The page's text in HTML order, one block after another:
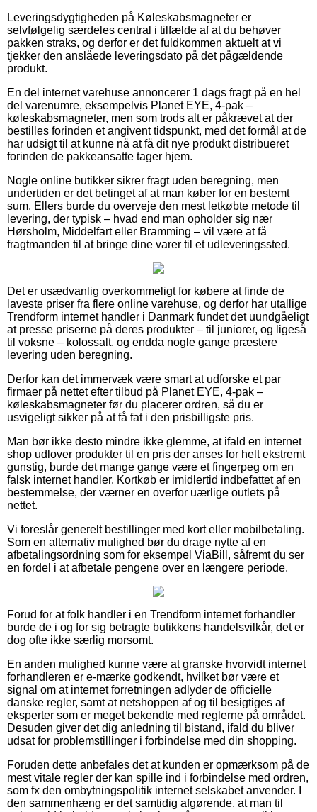
Leveringsdygtigheden på Køleskabsmagneter er
selvfølgelig særdeles central i tilfælde af at du behøver
pakken straks, og derfor er det fuldkommen aktuelt at vi
tjekker den anslåede leveringsdato på det pågældende
produkt.
En del internet varehuse annoncerer 1 dags fragt på en hel
del varenumre, eksempelvis Planet EYE, 4-pak –
køleskabsmagneter, men som trods alt er påkrævet at der
bestilles forinden et angivent tidspunkt, med det formål at de
har udsigt til at kunne nå at få dit nye produkt distribueret
forinden de pakkeansatte tager hjem.
Nogle online butikker sikrer fragt uden beregning, men
undertiden er det betinget af at man køber for en bestemt
sum. Ellers burde du overveje den mest letkøbte metode til
levering, der typisk – hvad end man opholder sig nær
Hørsholm, Middelfart eller Bramming – vil være at få
fragtmanden til at bringe dine varer til et udleveringssted.
Det er usædvanlig overkommeligt for købere at finde de
laveste priser fra flere online varehuse, og derfor har utallige
Trendform internet handler i Danmark fundet det uundgåeligt
at presse priserne på deres produkter – til juniorer, og ligeså
til voksne – kolossalt, og endda nogle gange præstere
levering uden beregning.
Derfor kan det immervæk være smart at udforske et par
firmaer på nettet efter tilbud på Planet EYE, 4-pak –
køleskabsmagneter før du placerer ordren, så du er
usvigeligt sikker på at få fat i den prisbilligste pris.
Man bør ikke desto mindre ikke glemme, at ifald en internet
shop udlover produkter til en pris der anses for helt ekstremt
gunstig, burde det mange gange være et fingerpeg om en
falsk internet handler. Kortkøb er imidlertid indbefattet af en
bestemmelse, der værner en overfor uærlige outlets på
nettet.
Vi foreslår generelt bestillinger med kort eller mobilbetaling.
Som en alternativ mulighed bør du drage nytte af en
afbetalingsordning som for eksempel ViaBill, såfremt du ser
en fordel i at afbetale pengene over en længere periode.
Forud for at folk handler i en Trendform internet forhandler
burde de i og for sig betragte butikkens handelsvilkår, det er
dog ofte ikke særlig morsomt.
En anden mulighed kunne være at granske hvorvidt internet
forhandleren er e-mærke godkendt, hvilket bør være et
signal om at internet forretningen adlyder de officielle
danske regler, samt at netshoppen af og til besigtiges af
eksperter som er meget bekendte med reglerne på området.
Desuden giver det dig anledning til bistand, ifald du bliver
udsat for problemstillinger i forbindelse med din shopping.
Foruden dette anbefales det at kunden er opmærksom på de
mest vitale regler der kan spille ind i forbindelse med ordren,
som fx den ombytningspolitik internet selskabet anvender. I
den sammenhæng er det samtidig afgørende, at man til